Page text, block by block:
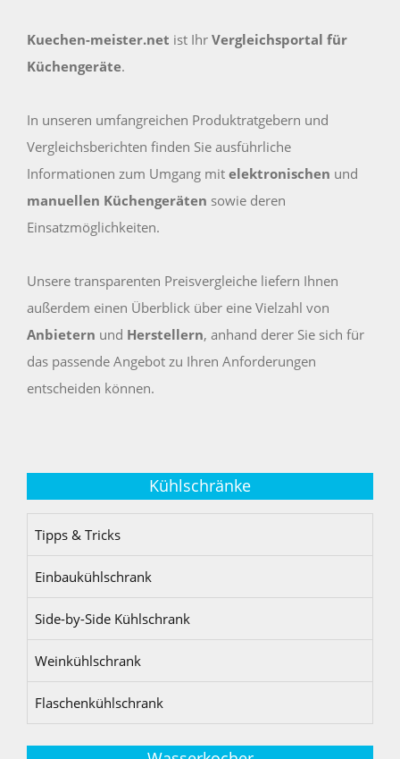
Kuechen-meister.net ist Ihr Vergleichsportal für
Küchengeräte.
In unseren umfangreichen Produktratgebern und
Vergleichsberichten finden Sie ausführliche
Informationen zum Umgang mit elektronischen und
manuellen Küchengeräten sowie deren
Einsatzmöglichkeiten.
Unsere transparenten Preisvergleiche liefern Ihnen
außerdem einen Überblick über eine Vielzahl von
Anbietern und Herstellern, anhand derer Sie sich für
das passende Angebot zu Ihren Anforderungen
entscheiden können.
Kühlschränke
Tipps & Tricks
Einbaukühlschrank
Side-by-Side Kühlschrank
Weinkühlschrank
Flaschenkühlschrank